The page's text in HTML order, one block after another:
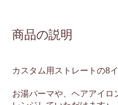
商品の説明
カスタム用ストレートの8
お湯パーマや、ヘアアイロ